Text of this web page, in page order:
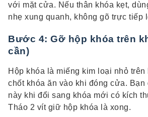
với mặt cửa. Nếu thân khóa kẹt,
nhẹ xung quanh, không gõ trực tiếp
Bước 4: Gỡ hộp khóa trên
cần)
Hộp khóa là miếng kim loại nhỏ
chốt khóa ăn vào khi đóng cửa. Bạn
này khi đổi sang khóa mới có kích
Tháo 2 vít giữ hộp khóa là xong.